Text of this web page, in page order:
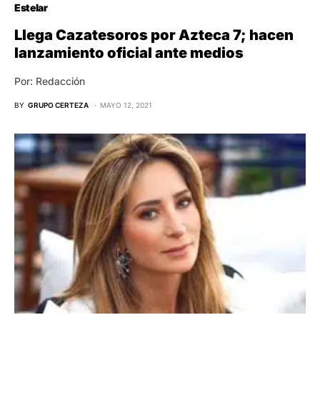
Estelar
Llega Cazatesoros por Azteca 7; hacen
lanzamiento oficial ante medios
Por: Redacción
BY GRUPO CERTEZA MAYO 12, 2021